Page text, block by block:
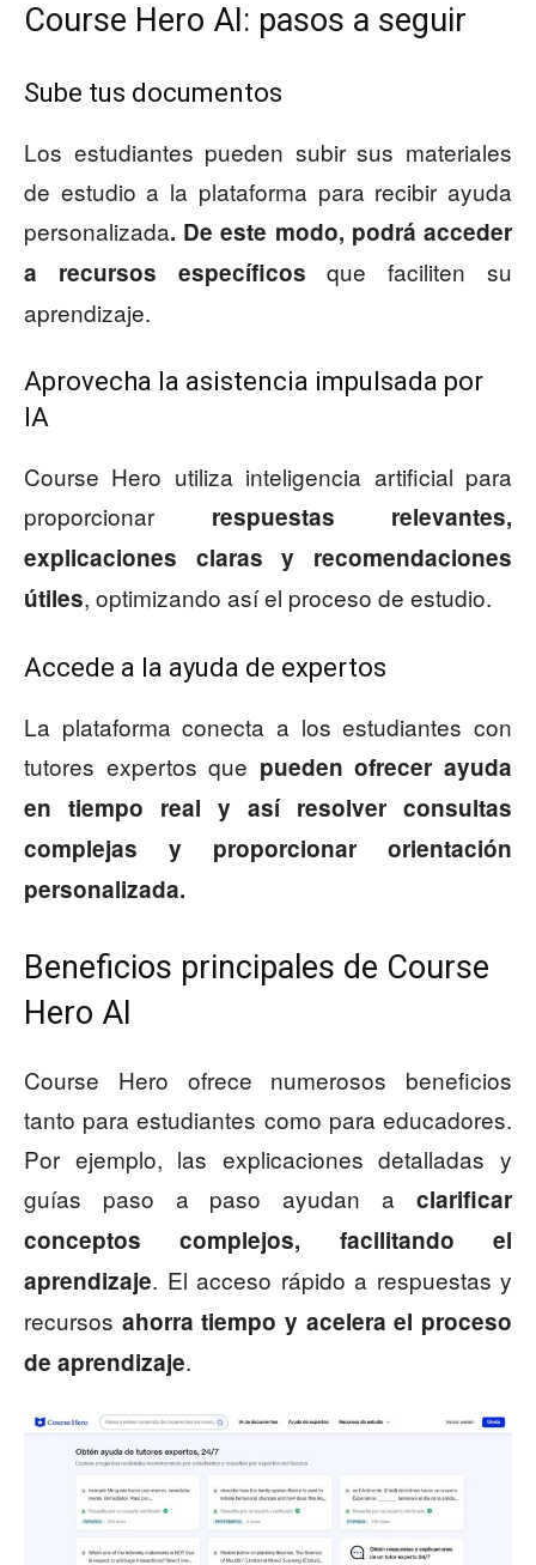
Course Hero AI: pasos a seguir
Sube tus documentos
Los estudiantes pueden subir sus materiales
de estudio a la plataforma para recibir ayuda
personalizada. De este modo, podrá acceder
a recursos específicos que faciliten su
aprendizaje.
Aprovecha la asistencia impulsada por
IA
Course Hero utiliza inteligencia artificial para
proporcionar respuestas relevantes,
explicaciones claras y recomendaciones
útiles, optimizando así el proceso de estudio.
Accede a la ayuda de expertos
La plataforma conecta a los estudiantes con
tutores expertos que pueden ofrecer ayuda
en tiempo real y así resolver consultas
complejas y proporcionar orientación
personalizada.
Beneficios principales de Course
Hero AI
Course Hero ofrece numerosos beneficios
tanto para estudiantes como para educadores.
Por ejemplo, las explicaciones detalladas y
guías paso a paso ayudan a clarificar
conceptos complejos, facilitando el
aprendizaje. El acceso rápido a respuestas y
recursos ahorra tiempo y acelera el proceso
de aprendizaje.